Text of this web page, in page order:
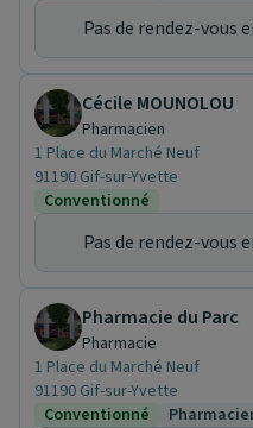
Pas de rendez-vous
Cécile MOUNOLOU
Pharmacien
1 Place du Marché Neuf
91190 Gif-sur-Yvette
Conventionné
Pas de rendez-vous
Pharmacie du Parc
Pharmacie
1 Place du Marché Neuf
91190 Gif-sur-Yvette
Conventionné